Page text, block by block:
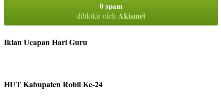
0 spam
diblokir olehAkismet
Iklan Ucapan Hari Guru
HUT Kabupaten Rohil Ke-24